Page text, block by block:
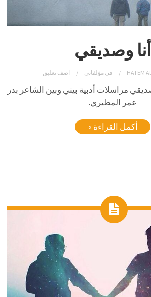
أنا وصديقي
HATEM في مؤلفاتي اضف تعليق
مراسلات أدبية بيني وبين الشاعر بدر
عمر المطيري.
أكمل القراءة »